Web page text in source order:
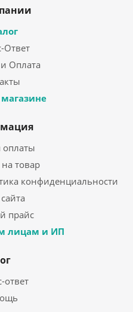
Ответ
Оплата
оплаты
товар
конфиденциальности
прайс
лицам и ИП
ответ